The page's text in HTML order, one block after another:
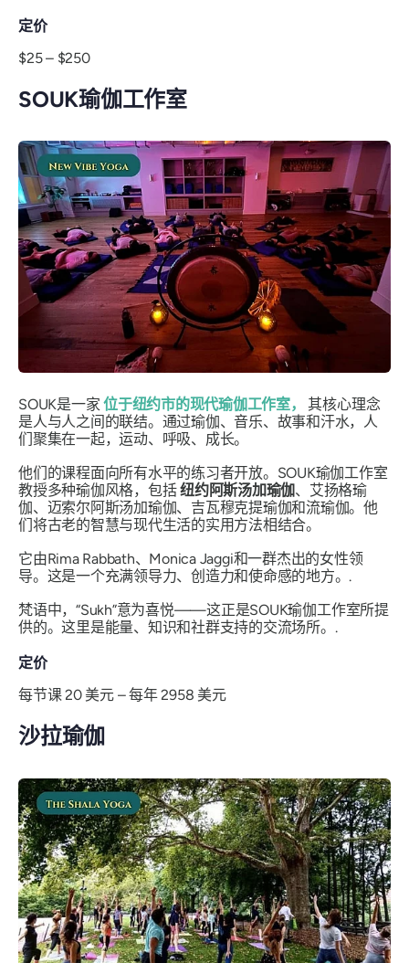
定价
$25 – $250
SOUK瑜伽工作室
SOUK是一家位于纽约市的现代瑜伽工作室，
其核心理念
是人与人之间的联结。通过瑜伽、音乐、故事和汗水，人
们聚集在一起，运动、呼吸、成长。
他们的课程面向所有水平的练习者开放。SOUK瑜伽工作室
教授多种瑜伽风格，包括纽约阿斯汤加瑜伽、艾扬格瑜
伽、迈索尔阿斯汤加瑜伽、吉瓦穆克提瑜伽和流瑜伽。他
们将古老的智慧与现代生活的实用方法相结合。
它由Rima Rabbath、Monica Jaggi和一群杰出的女性领
导。这是一个充满领导力、创造力和使命感的地方。.
梵语中，“Sukh”意为喜悦——这正是SOUK瑜伽工作室所提
供的。这里是能量、知识和社群支持的交流场所。.
定价
每节课 20 美元 – 每年 2958 美元
沙拉瑜伽